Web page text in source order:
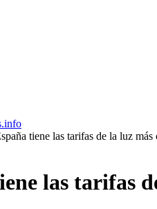
tiene las tarifas de la luz más
las tarifas